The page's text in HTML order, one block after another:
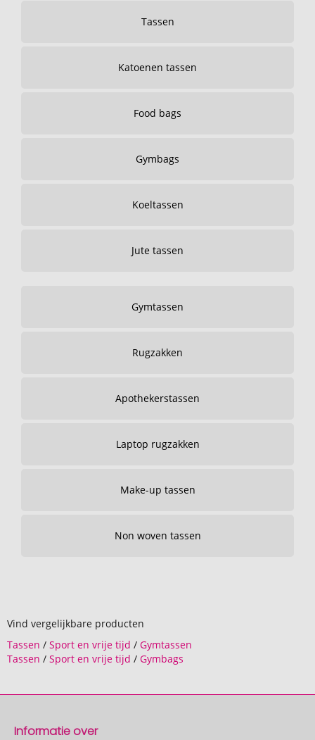
Tassen
Katoenen tassen
Food bags
Gymbags
Koeltassen
Jute tassen
Gymtassen
Rugzakken
Apothekerstassen
Laptop rugzakken
Make-up tassen
Non woven tassen
Vind vergelijkbare producten
Tassen / Sport en vrije tijd / Gymtassen
Tassen / Sport en vrije tijd / Gymbags
Informatie over